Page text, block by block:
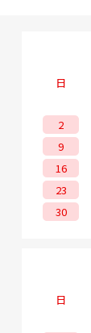
日
2
9
16
23
30
日